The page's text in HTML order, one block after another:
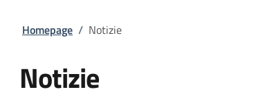
Homepage / Notizie
Notizie